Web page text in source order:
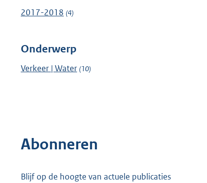
2017-2018 (4)
Onderwerp
Verkeer | Water (10)
Abonneren
Blijf op de hoogte van actuele publicaties